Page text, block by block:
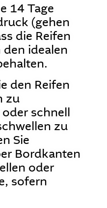
14 Tage
(gehen
die Reifen
idealen
den Reifen
zu
schnell
zu
Sie
Bordkanten
oder
sofern